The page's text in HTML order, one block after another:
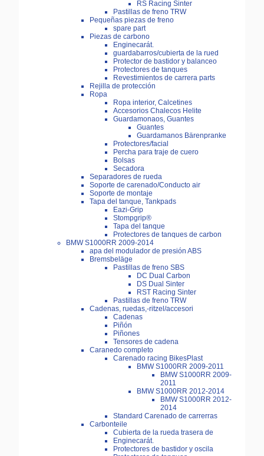
RS Racing Sinter
Pastillas de freno TRW
Pequeñas piezas de freno
spare part
Piezas de carbono
Enginecarát.
guardabarros/cubierta de la rued
Protector de bastidor y balanceo
Protectores de tanques
Revestimientos de carrera parts
Rejilla de protección
Ropa
Ropa interior, Calcetines
Accesorios Chalecos Helite
Guardamonaos, Guantes
Guantes
Guardamanos Bärenpranke
Protectores/facial
Percha para traje de cuero
Bolsas
Secadora
Separadores de rueda
Soporte de carenado/Conducto air
Soporte de montaje
Tapa del tanque, Tankpads
Eazi-Grip
Stompgrip®
Tapa del tanque
Protectores de tanques de carbon
BMW S1000RR 2009-2014
apa del modulador de presión ABS
Bremsbeläge
Pastillas de freno SBS
DC Dual Carbon
DS Dual Sinter
RST Racing Sinter
Pastillas de freno TRW
Cadenas, ruedas,-ritzel/accesori
Cadenas
Piñón
Piñones
Tensores de cadena
Caranedo completo
Carenado racing BikesPlast
BMW S1000RR 2009-2011
BMW S1000RR 2009-
2011
BMW S1000RR 2012-2014
BMW S1000RR 2012-
2014
Standard Carenado de carrerras
Carbonteile
Cubierta de la rueda trasera de
Enginecarát.
Protectores de bastidor y oscila